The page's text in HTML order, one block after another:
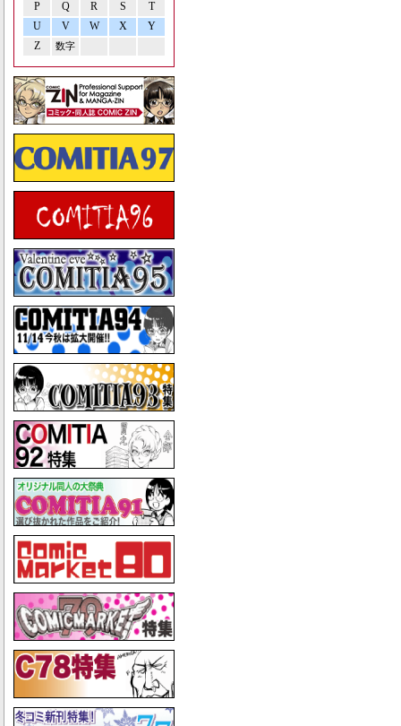
P Q R S
T
U
V W X
Y
Z
数字